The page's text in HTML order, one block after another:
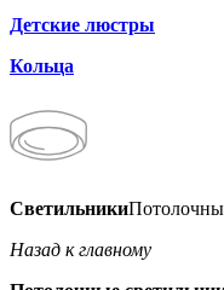
Детские люстры
Кольца
Светильники
Назад к главному